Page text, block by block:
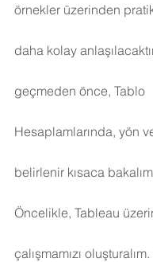
örnekler üzerinden pratik
daha kolay
geçmeden önce, Tablo
Hesaplamlarında, yön
belirlenir kısaca
Öncelikle, Tableau
çalışmamızı